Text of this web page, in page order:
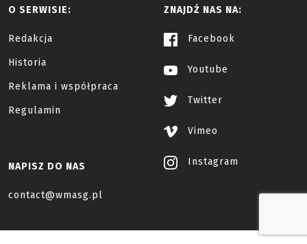
O SERWISIE:
Redakcja
Historia
Reklama i współpraca
Regulamin
ZNAJDŹ NAS NA:
Facebook
Youtube
Twitter
Vimeo
Instagram
NAPISZ DO NAS
contact@wmasg.pl